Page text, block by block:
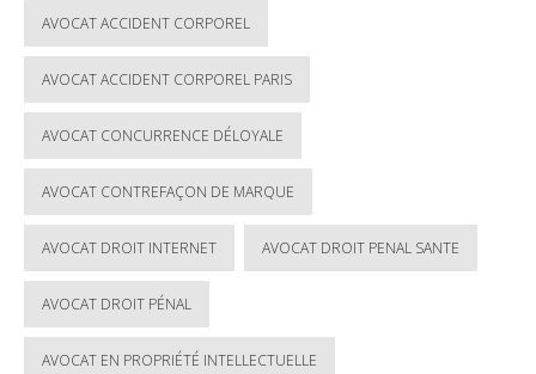
AVOCAT ACCIDENT CORPOREL
AVOCAT ACCIDENT CORPOREL PARIS
AVOCAT CONCURRENCE DÉLOYALE
AVOCAT CONTREFAÇON DE MARQUE
AVOCAT DROIT INTERNET AVOCAT DROIT PENAL SANTE
AVOCAT DROIT PÉNAL
AVOCAT EN PROPRIÉTÉ INTELLECTUELLE